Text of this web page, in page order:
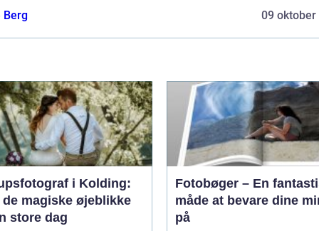
Berg
09 oktober
i Kolding:
de magiske øjeblikke
store dag
Fotobøger – En
måde at bevare dine
på